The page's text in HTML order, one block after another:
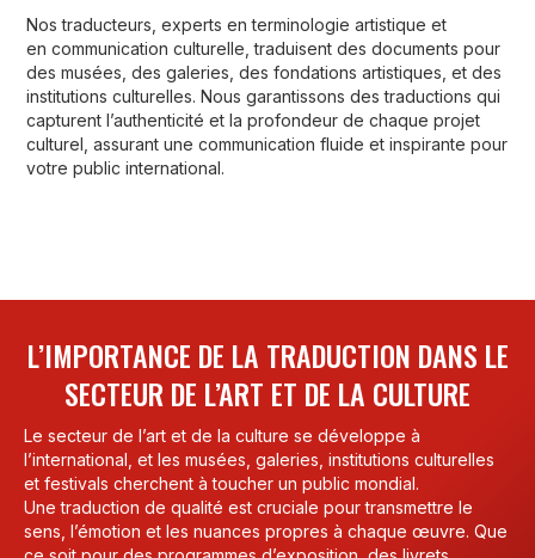
Nos traducteurs, experts en terminologie artistique et
en communication culturelle, traduisent des documents pour
des musées, des galeries, des fondations artistiques, et des
institutions culturelles. Nous garantissons des traductions qui
capturent l’authenticité et la profondeur de chaque projet
culturel, assurant une communication fluide et inspirante pour
votre public international.
L’IMPORTANCE DE LA TRADUCTION DANS LE
SECTEUR DE L’ART ET DE LA CULTURE
Le secteur de l’art et de la culture se développe à
l’international, et les musées, galeries, institutions culturelles
et festivals cherchent à toucher un public mondial.
Une traduction de qualité est cruciale pour transmettre le
sens, l’émotion et les nuances propres à chaque œuvre. Que